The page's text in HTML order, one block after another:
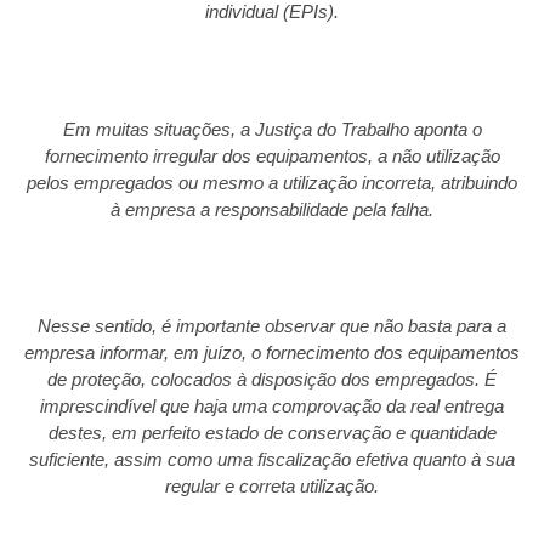
individual (EPIs).
Em muitas situações, a Justiça do Trabalho aponta o
fornecimento irregular dos equipamentos, a não utilização
pelos empregados ou mesmo a utilização incorreta, atribuindo
à empresa a responsabilidade pela falha.
Nesse sentido, é importante observar que não basta para a
empresa informar, em juízo, o fornecimento dos equipamentos
de proteção, colocados à disposição dos empregados. É
imprescindível que haja uma comprovação da real entrega
destes, em perfeito estado de conservação e quantidade
suficiente, assim como uma fiscalização efetiva quanto à sua
regular e correta utilização.